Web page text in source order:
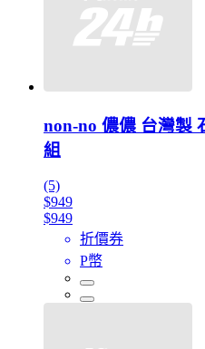
non-no 儂儂 台灣製
組
(5)
$949
$949
折價券
P幣